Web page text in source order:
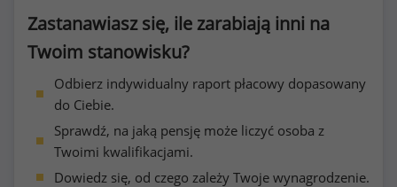
Zastanawiasz się, ile zarabiają inni na
Twoim stanowisku?
Odbierz indywidualny raport płacowy dopasowany
do Ciebie.
Sprawdź, na jaką pensję może liczyć osoba z
Twoimi kwalifikacjami.
Dowiedz się, od czego zależy Twoje wynagrodzenie.